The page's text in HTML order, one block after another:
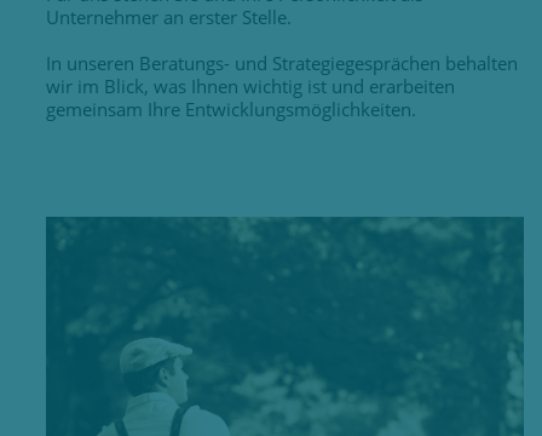
Unternehmer an erster Stelle.
In unseren Beratungs- und Strategiegesprächen behalten
wir im Blick, was Ihnen wichtig ist und erarbeiten
gemeinsam Ihre Entwicklungsmöglichkeiten.